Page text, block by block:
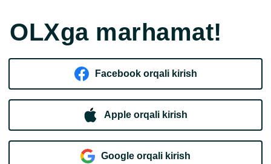
OLXga marhamat!
Facebook orqali kirish​
Apple orqali kirish
Goo​g​le orqali kirish